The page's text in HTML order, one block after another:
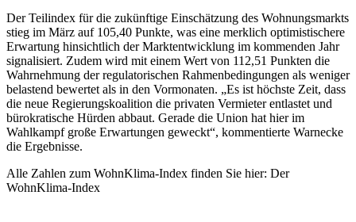
Der Teilindex für die zukünftige Einschätzung des Wohnungsmarkts
stieg im März auf 105,40 Punkte, was eine merklich optimistischere
Erwartung hinsichtlich der Marktentwicklung im kommenden Jahr
signalisiert. Zudem wird mit einem Wert von 112,51 Punkten die
Wahrnehmung der regulatorischen Rahmenbedingungen als weniger
belastend bewertet als in den Vormonaten. „Es ist höchste Zeit, dass
die neue Regierungskoalition die privaten Vermieter entlastet und
bürokratische Hürden abbaut. Gerade die Union hat hier im
Wahlkampf große Erwartungen geweckt“, kommentierte Warnecke
die Ergebnisse.
Alle Zahlen zum WohnKlima-Index finden Sie hier: Der
WohnKlima-Index